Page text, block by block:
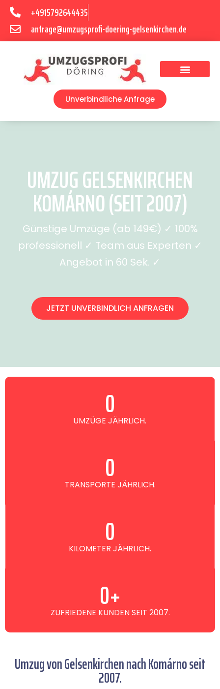
+4915792644435
anfrage@umzugsprofi-doering-gelsenkirchen.de
Unverbindliche Anfrage
UMZUG GELSENKIRCHEN
KOMÁRNO (SEIT 2007)
Günstige Umzüge (ab 149€) ✓ 100%
professionell ✓ Team aus Experten ✓
Angebot in 60 Sek. ✓
JETZT UNVERBINDLICH ANFRAGEN
UMZÜGE JÄHRLICH.
0
TRANSPORTE JÄHRLICH.
0
KILOMETER JÄHRLICH.
0
ZUFRIEDENE KUNDEN SEIT 2007.
0+
Umzug von Gelsenkirchen nach Komárno seit
2007.